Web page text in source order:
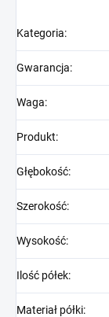
Kategoria:
Gwarancja:
Waga:
Produkt:
Głębokość:
Szerokość:
Wysokość:
Ilość półek:
Materiał półki: